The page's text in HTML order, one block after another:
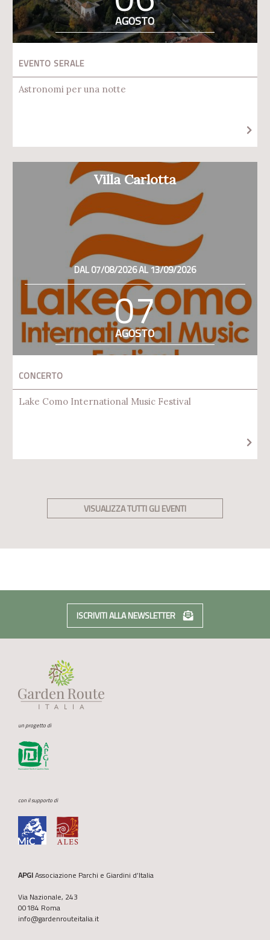
AGOSTO
EVENTO SERALE
Astronomi per una notte
Villa Carlotta
DAL 07/08/2026 AL 13/09/2026
07
AGOSTO
CONCERTO
Lake Como International Music Festival
VISUALIZZA TUTTI GLI EVENTI
ISCRIVITI ALLA NEWSLETTER
un progetto di
con il supporto di
APGIAssociazione Parchi e Giardini d’Italia
Via Nazionale, 243
00184 Roma
info@gardenrouteitalia.it